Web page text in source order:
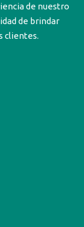
de nuestro
de brindar
clientes.